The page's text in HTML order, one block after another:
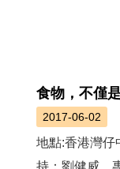
食物，不僅
2017-06-02
地點:香港灣